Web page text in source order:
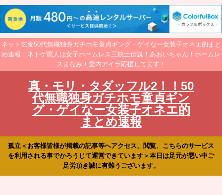
ネット乞食50代無職独身ガチホモ童貞ギング・ゲイなー女装子オネエ的まと
め速報！ネトゲ廃人は女子ホームレス三銃士伝説！あおいちゃん！ホームレ
スまなみ！愛内アイラ応援してます！
真・モリ・タダッフル2！！50
代無職独身ガチホモ童貞ギン
グ・ゲイなー女装子オネエ的
まとめ速報
孤立＜お客様皆様が掲載の記事等へアクセス、閲覧、こちらのサービス
を利用される事でかろうじて運営できています＞本日は足元が悪い中ご
足労頂き誠に有難うございます。